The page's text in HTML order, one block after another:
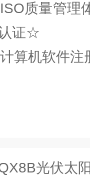
质量管理
证☆
算机软件
光伏太